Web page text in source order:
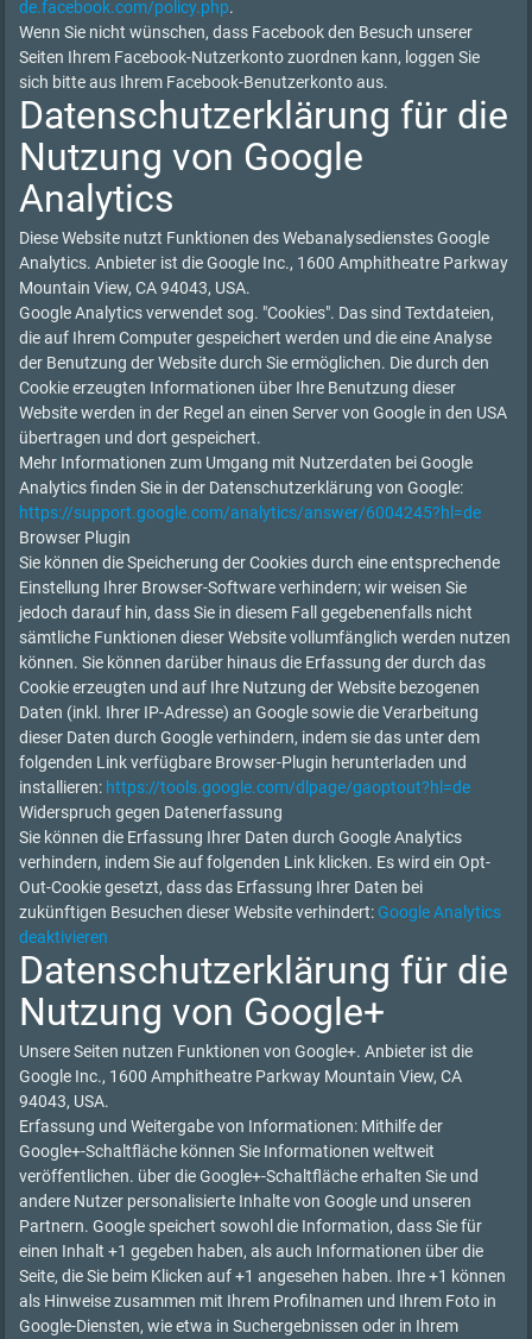
de.facebook.com/policy.php.
Wenn Sie nicht wünschen, dass Facebook den Besuch unserer
Seiten Ihrem Facebook-Nutzerkonto zuordnen kann, loggen Sie
sich bitte aus Ihrem Facebook-Benutzerkonto aus.
Datenschutzerklärung für die
Nutzung von Google
Analytics
Diese Website nutzt Funktionen des Webanalysedienstes Google
Analytics. Anbieter ist die Google Inc., 1600 Amphitheatre Parkway
Mountain View, CA 94043, USA.
Google Analytics verwendet sog. "Cookies". Das sind Textdateien,
die auf Ihrem Computer gespeichert werden und die eine Analyse
der Benutzung der Website durch Sie ermöglichen. Die durch den
Cookie erzeugten Informationen über Ihre Benutzung dieser
Website werden in der Regel an einen Server von Google in den USA
übertragen und dort gespeichert.
Mehr Informationen zum Umgang mit Nutzerdaten bei Google
Analytics finden Sie in der Datenschutzerklärung von Google:
https://support.google.com/analytics/answer/6004245?hl=de
Browser Plugin
Sie können die Speicherung der Cookies durch eine entsprechende
Einstellung Ihrer Browser-Software verhindern; wir weisen Sie
jedoch darauf hin, dass Sie in diesem Fall gegebenenfalls nicht
sämtliche Funktionen dieser Website vollumfänglich werden nutzen
können. Sie können darüber hinaus die Erfassung der durch das
Cookie erzeugten und auf Ihre Nutzung der Website bezogenen
Daten (inkl. Ihrer IP-Adresse) an Google sowie die Verarbeitung
dieser Daten durch Google verhindern, indem sie das unter dem
folgenden Link verfügbare Browser-Plugin herunterladen und
installieren: https://tools.google.com/dlpage/gaoptout?hl=de
Widerspruch gegen Datenerfassung
Sie können die Erfassung Ihrer Daten durch Google Analytics
verhindern, indem Sie auf folgenden Link klicken. Es wird ein Opt-
Out-Cookie gesetzt, dass das Erfassung Ihrer Daten bei
zukünftigen Besuchen dieser Website verhindert: Google Analytics
deaktivieren
Datenschutzerklärung für die
Nutzung von Google+
Unsere Seiten nutzen Funktionen von Google+. Anbieter ist die
Google Inc., 1600 Amphitheatre Parkway Mountain View, CA
94043, USA.
Erfassung und Weitergabe von Informationen: Mithilfe der
Google+-Schaltfläche können Sie Informationen weltweit
veröffentlichen. über die Google+-Schaltfläche erhalten Sie und
andere Nutzer personalisierte Inhalte von Google und unseren
Partnern. Google speichert sowohl die Information, dass Sie für
einen Inhalt +1 gegeben haben, als auch Informationen über die
Seite, die Sie beim Klicken auf +1 angesehen haben. Ihre +1 können
als Hinweise zusammen mit Ihrem Profilnamen und Ihrem Foto in
Google-Diensten, wie etwa in Suchergebnissen oder in Ihrem